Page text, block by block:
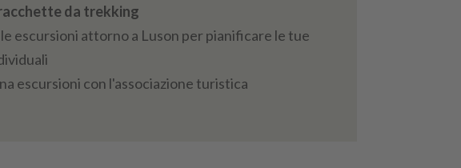
da trekking
escursioni attorno a Luson per pianificare le tue
escursioni con l'associazione turistica